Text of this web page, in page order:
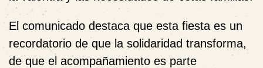
El comunicado destaca que esta fiesta es un
recordatorio de que la solidaridad transforma,
de que el acompañamiento es parte